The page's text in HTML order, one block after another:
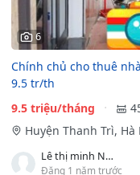
6
Chính chủ cho thuê
9.5 tr/th
9.5 triệu/tháng
Huyện Thanh Trì, Hà
Lê thị minh Nguyệt
Đăng 1 năm trước